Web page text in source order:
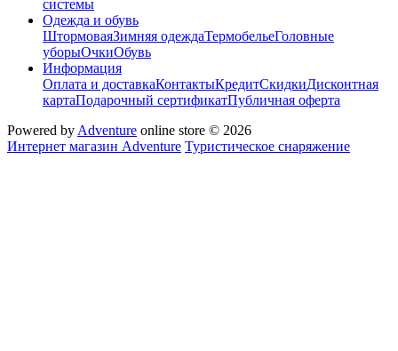
системы
Одежда и обувь
ШтормоваяЗимняя одеждаТермобельеГоловные
уборыОчкиОбувь
Информация
Оплата и доставкаКонтактыКредитСкидкиДисконтная
картаПодарочный сертификатПубличная оферта
Powered by Adventure online store © 2026
Интернет магазин Adventure Туристическое снаряжение